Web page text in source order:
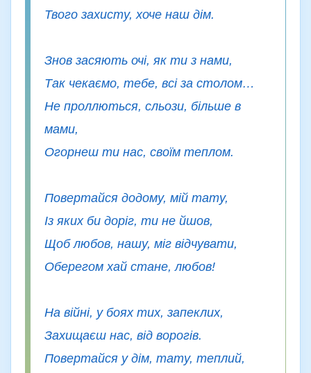
Твого захисту, хоче наш дім.
Знов засяють очі, як ти з нами,
Так чекаємо, тебе, всі за столом…
Не проллються, сльози, більше в
мами,
Огорнеш ти нас, своїм теплом.
Повертайся додому, мій тату,
Із яких би доріг, ти не йшов,
Щоб любов, нашу, міг відчувати,
Оберегом хай стане, любов!
На війні, у боях тих, запеклих,
Захищаєш нас, від ворогів.
Повертайся у дім, тату, теплий,